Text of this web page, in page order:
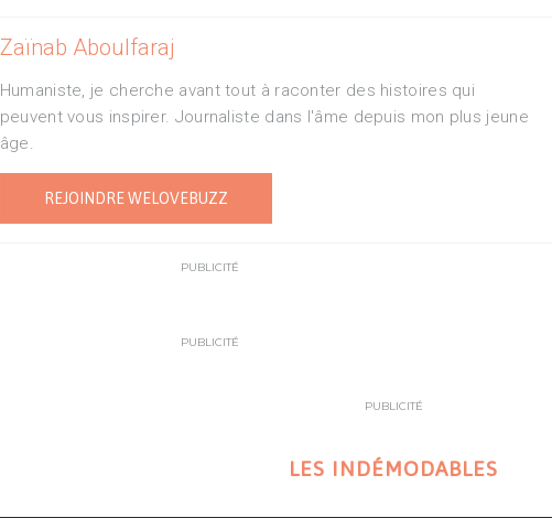
Zaïnab Aboulfaraj
Humaniste, je cherche avant tout à raconter des histoires qui
peuvent vous inspirer. Journaliste dans l'âme depuis mon plus jeune
âge.
REJOINDRE WELOVEBUZZ
PUBLICITÉ
PUBLICITÉ
PUBLICITÉ
LES INDÉMODABLES